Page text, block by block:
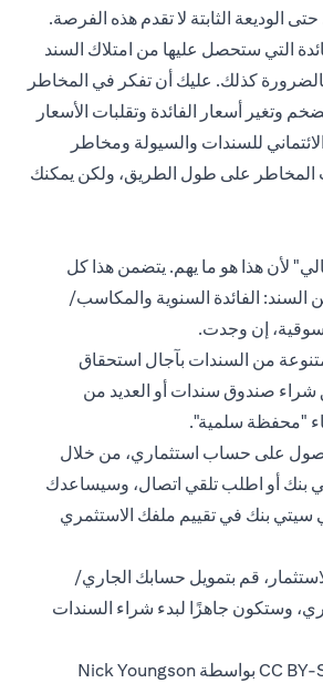
الوديعة الثابتة لا تقدم هذه الفرصة.
التي ستحصل عليها من امتلاك السند
كذلك. عليك أن تفكر في المخاطر
وتغير أسعار الفائدة وتقلبات الأسعار
للسندات والسيولة ومخاطر
المخاطر على طول الطريق، ولكن يمكنك
لأن هذا هو ما يهم. يتضمن هذا كل
السند: الفائدة السنوية والمكاسب/
إن وجدت.
من السندات بآجال استحقاق
شراء صندوق سندات أو العديد من
"محفظة سلمية".
على حساب استثماري، من خلال
بنك أو اطلب تلقي اتصال، وسيساعدك
بنك في تقييم ملفك الاستثمري
قم بتمويل حسابك الجاري/
وستكون جاهزًا لبدء شراء السندات